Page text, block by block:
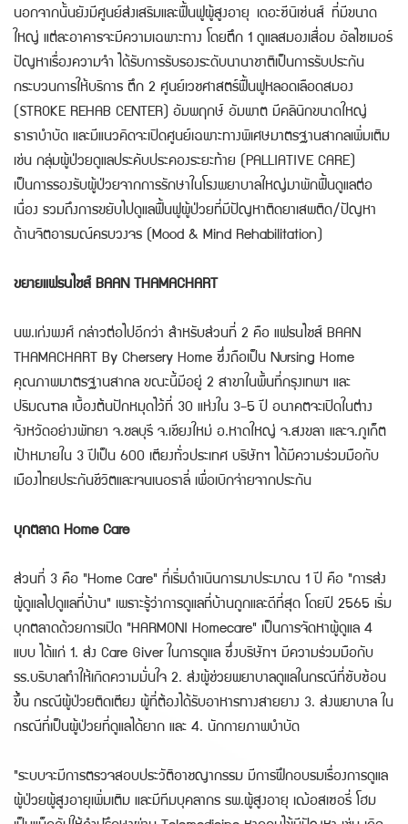
นอกจากนั้นยังมีศูนย์ส่งเสริมและฟื้นฟูผู้สูงอายุ เดอะซีนิเซ่นส์ ที่มีขนาด
ใหญ่ แต่ละอาคารจะมีความเฉพาะทาง โดยตึก 1 ดูแลสมองเสื่อม อัลไซเมอร์
ปัญหาเรื่องความจำ ได้รับการรับรองระดับนานาชาติเป็นการรับประกัน
กระบวนการให้บริการ ตึก 2 ศูนย์เวชศาสตร์ฟื้นฟูหลอดเลือดสมอง
(STROKE REHAB CENTER) อัมพฤกษ์ อัมพาต มีคลินิกขนาดใหญ่
ธาราบำบัด และมีแนวคิดจะเปิดศูนย์เฉพาะทางพิเศษมาตรฐานสากลเพิ่มเติม
เช่น กลุ่มผู้ป่วยดูแลประคับประคองระยะท้าย (PALLIATIVE CARE)
เป็นการรองรับผู้ป่วยจากการรักษาในโรงพยาบาลใหญ่มาพักฟื้นดูแลต่อ
เนื่อง รวมถึงการขยับไปดูแลฟื้นฟูผู้ป่วยที่มีปัญหาติดยาเสพติด/ปัญหา
ด้านจิตอารมณ์ครบวงจร (Mood & Mind Rehabilitation)
ขยายแฟรนไชส์ BAAN THAMACHART
นพ.เก่งพงศ์ กล่าวต่อไปอีกว่า สำหรับส่วนที่ 2 คือ แฟรนไชส์ BAAN
THAMACHART By Chersery Home ซึ่งถือเป็น Nursing Home
คุณภาพมาตรฐานสากล ขณะนี้มีอยู่ 2 สาขาในพื้นที่กรุงเทพฯ และ
ปริมณฑล เบื้องต้นปักหมุดไว้ที่ 30 แห่งใน 3-5 ปี อนาคตจะเปิดในต่าง
จังหวัดอย่างพัทยา จ.ชลบุรี จ.เชียงใหม่ อ.หาดใหญ่ จ.สงขลา และจ.ภูเก็ต
เป้าหมายใน 3 ปีเป็น 600 เตียงทั่วประเทศ บริษัทฯ ได้มีความร่วมมือกับ
เมืองไทยประกันชีวิตและเจนเนอราลี่ เพื่อเบิกจ่ายจากประกัน
บุกตลาด Home Care
ส่วนที่ 3 คือ "Home Care" ที่เริ่มดำเนินการมาประมาณ 1 ปี คือ "การส่ง
ผู้ดูแลไปดูแลที่บ้าน" เพราะรู้ว่าการดูแลที่บ้านถูกและดีที่สุด โดยปี 2565 เริ่ม
บุกตลาดด้วยการเปิด "HARMONI Homecare" เป็นการจัดหาผู้ดูแล 4
แบบ ได้แก่ 1. ส่ง Care Giver ในการดูแล ซึ่งบริษัทฯ มีความร่วมมือกับ
รร.บริบาลทำให้เกิดความมั่นใจ 2. ส่งผู้ช่วยพยาบาลดูแลในกรณีที่ซับซ้อน
ขึ้น กรณีผู้ป่วยติดเตียง ผู้ที่ต้องได้รับอาหารทางสายยาง 3. ส่งพยาบาล ใน
กรณีที่เป็นผู้ป่วยที่ดูแลได้ยาก และ 4. นักกายภาพบำบัด
"ระบบจะมีการตรวจสอบประวัติอาชญากรรม มีการฝึกอบรมเรื่องการดูแล
ผู้ป่วยผู้สูงอายุเพิ่มเติม และมีทีมบุคลากร รพ.ผู้สูงอายุ เฌ้อสเซอรี่ โฮม